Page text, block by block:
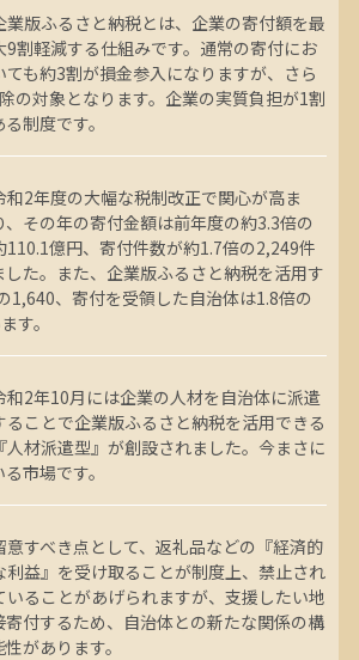
業版ふるさと納税とは、企業の寄付額を最
9割軽減する仕組みです。通常の寄付にお
ても約3割が損金参入になりますが、さら
の対象となります。企業の実質負担が1割
制度です。
和2年度の大幅な税制改正で関心が高ま
、その年の寄付金額は前年度の約3.3倍の
110.1億円、寄付件数が約1.7倍の2,249件
した。また、企業版ふるさと納税を活用す
1,640、寄付を受領した自治体は1.8倍の
す。
和2年10月には企業の人材を自治体に派遣
ることで企業版ふるさと納税を活用できる
『人材派遣型』が創設されました。今まさに
市場です。
意すべき点として、返礼品などの『経済的
利益』を受け取ることが制度上、禁止され
いることがあげられますが、支援したい地
付するため、自治体との新たな関係の構
があります。